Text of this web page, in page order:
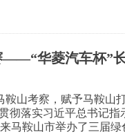
政策号召，推动适老
在通过设计创新，为老
年友好型社会。
——“华菱汽车杯”
鞍山考察，赋予马鞍山
彻落实习近平总书记指
马鞍山市举办了三届